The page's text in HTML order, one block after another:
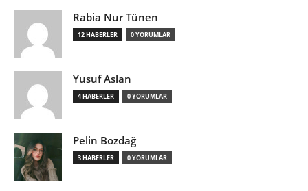
Rabia Nur Tünen
12 HABERLER 0 YORUMLAR
Yusuf Aslan
4 HABERLER 0 YORUMLAR
Pelin Bozdağ
3 HABERLER 0 YORUMLAR